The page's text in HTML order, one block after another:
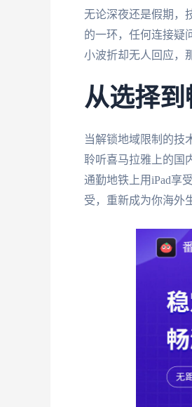
无论深夜还是假期，
的一环，任何连接疑
小波折却无人回应，
从选择
当解锁地域限制的技
聆听喜马拉雅上的国
通勤地铁上用iPad享
受，重新成为你海外